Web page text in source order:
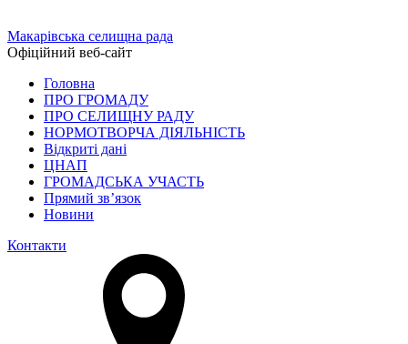
Макарівська селищна рада
Офіційний веб-сайт
Головна
ПРО ГРОМАДУ
ПРО СЕЛИЩНУ РАДУ
НОРМОТВОРЧА ДІЯЛЬНІСТЬ
Відкриті дані
ЦНАП
ГРОМАДСЬКА УЧАСТЬ
Прямий зв’язок
Новини
Контакти